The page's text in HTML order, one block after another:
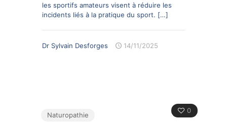
les sportifs amateurs visent à réduire les
incidents liés à la pratique du sport. […]
Dr Sylvain Desforges 14/11/2025
0
Naturopathie